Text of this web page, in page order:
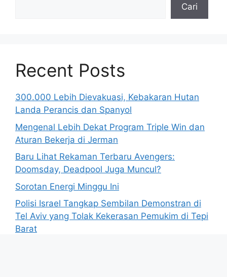
Cari
Recent Posts
300.000 Lebih Dievakuasi, Kebakaran Hutan
Landa Perancis dan Spanyol
Mengenal Lebih Dekat Program Triple Win dan
Aturan Bekerja di Jerman
Baru Lihat Rekaman Terbaru Avengers:
Doomsday, Deadpool Juga Muncul?
Sorotan Energi Minggu Ini
Polisi Israel Tangkap Sembilan Demonstran di
Tel Aviv yang Tolak Kekerasan Pemukim di Tepi
Barat